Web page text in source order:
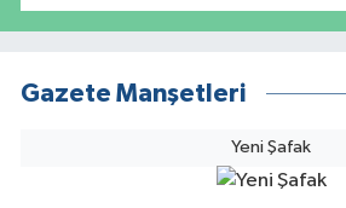
Gazete Manşetleri
Yeni Şafak